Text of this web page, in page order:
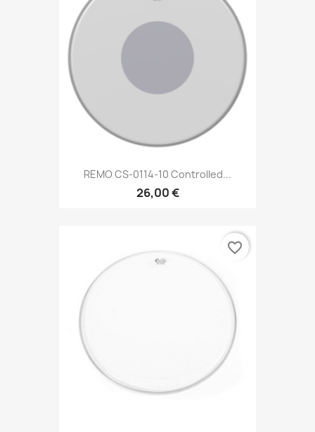
REMO CS-0114-10 Controlled...
26,00 €
favorite_border